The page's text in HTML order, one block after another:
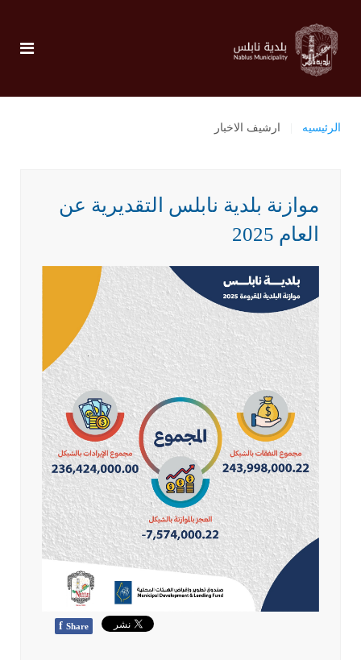
الرئيسيه ارشيف الاخبار
موازنة بلدية نابلس التقديرية عن
العام 2025
f Share